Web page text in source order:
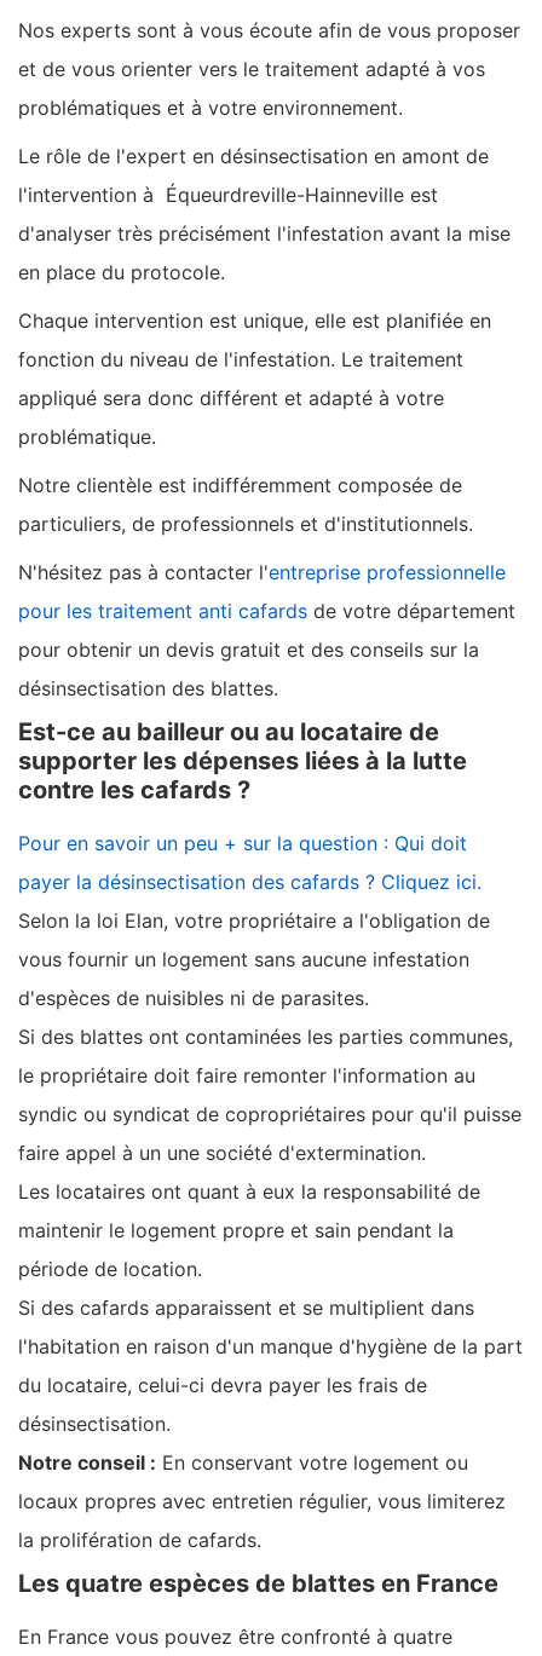
Nos experts sont à vous écoute afin de vous proposer
et de vous orienter vers le traitement adapté à vos
problématiques et à votre environnement.
Le rôle de l'expert en désinsectisation en amont de
l'intervention à Équeurdreville-Hainneville est
d'analyser très précisément l'infestation avant la mise
en place du protocole.
Chaque intervention est unique, elle est planifiée en
fonction du niveau de l'infestation. Le traitement
appliqué sera donc différent et adapté à votre
problématique.
Notre clientèle est indifféremment composée de
particuliers, de professionnels et d'institutionnels.
N'hésitez pas à contacter l'entreprise professionnelle
pour les traitement anti cafards de votre département
pour obtenir un devis gratuit et des conseils sur la
désinsectisation des blattes.
Est-ce au bailleur ou au locataire de
supporter les dépenses liées à la lutte
contre les cafards ?
Pour en savoir un peu + sur la question : Qui doit
payer la désinsectisation des cafards ? Cliquez ici.
Selon la loi Elan, votre propriétaire a l'obligation de
vous fournir un logement sans aucune infestation
d'espèces de nuisibles ni de parasites.
Si des blattes ont contaminées les parties communes,
le propriétaire doit faire remonter l'information au
syndic ou syndicat de copropriétaires pour qu'il puisse
faire appel à un une société d'extermination.
Les locataires ont quant à eux la responsabilité de
maintenir le logement propre et sain pendant la
période de location.
Si des cafards apparaissent et se multiplient dans
l'habitation en raison d'un manque d'hygiène de la part
du locataire, celui-ci devra payer les frais de
désinsectisation.
Notre conseil : En conservant votre logement ou
locaux propres avec entretien régulier, vous limiterez
la prolifération de cafards.
Les quatre espèces de blattes en France
En France vous pouvez être confronté à quatre